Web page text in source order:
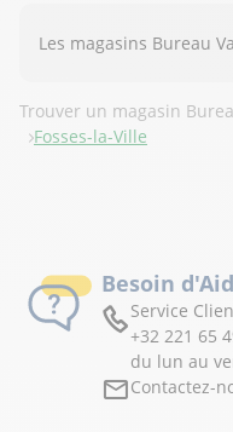
Les magasins Bureau
Trouver un magasin
Fosses-la-Ville
Besoin
Service
+32 221 65
du lun au
Contactez-